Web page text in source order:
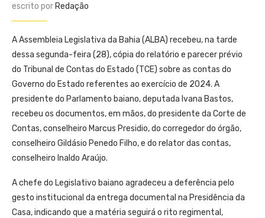
escrito por Redação
A Assembleia Legislativa da Bahia (ALBA) recebeu, na tarde
dessa segunda-feira (28), cópia do relatório e parecer prévio
do Tribunal de Contas do Estado (TCE) sobre as contas do
Governo do Estado referentes ao exercício de 2024. A
presidente do Parlamento baiano, deputada Ivana Bastos,
recebeu os documentos, em mãos, do presidente da Corte de
Contas, conselheiro Marcus Presidio, do corregedor do órgão,
conselheiro Gildásio Penedo Filho, e do relator das contas,
conselheiro Inaldo Araújo.
A chefe do Legislativo baiano agradeceu a deferência pelo
gesto institucional da entrega documental na Presidência da
Casa, indicando que a matéria seguirá o rito regimental,